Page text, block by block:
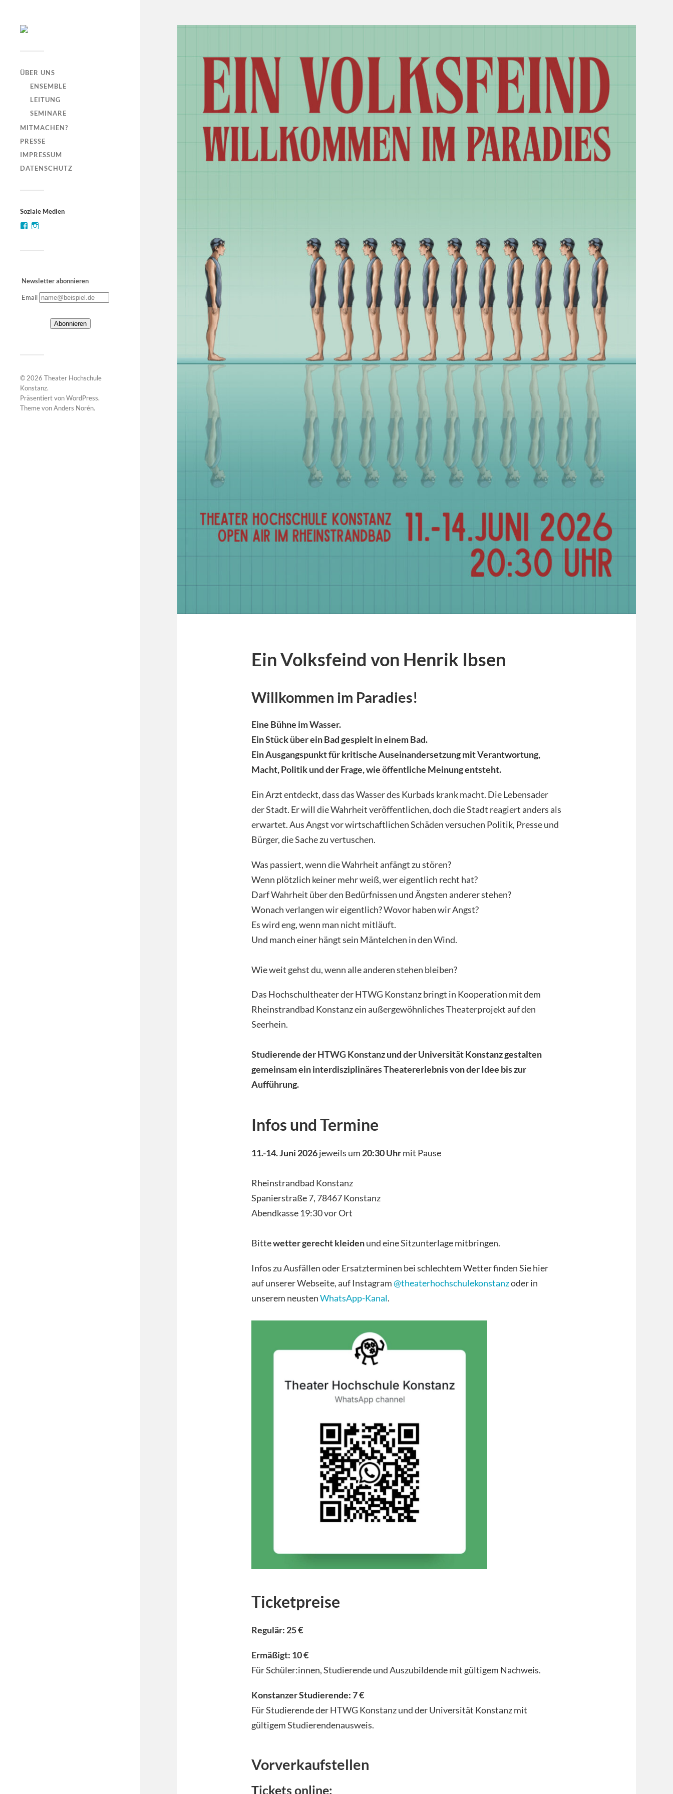
ÜBER UNS
ENSEMBLE
LEITUNG
SEMINARE
MITMACHEN?
PRESSE
IMPRESSUM
DATENSCHUTZ
Soziale Medien
Newsletter abonnieren
Email
© 2026 Theater Hochschule
Konstanz.
Präsentiert vonWordPress.
Theme vonAnders Norén.
Ein Volksfeind von Henrik Ibsen
Willkommen im Paradies!
Eine Bühne im Wasser.
Ein Stück über ein Bad gespielt in einem Bad.
Ein Ausgangspunkt für kritische Auseinandersetzung mitVerantwortung,
Macht, Politik und der Frage, wie öffentliche Meinung entsteht.
Ein Arzt entdeckt, dass das Wasser des Kurbads krank macht. Die Lebensader
der Stadt. Er will die Wahrheit veröffentlichen, doch die Stadt reagiert anders als
erwartet. Aus Angst vor wirtschaftlichen Schäden versuchen Politik, Presse und
Bürger, die Sache zu vertuschen.
Was passiert, wenn die Wahrheit anfängt zu stören?
Wenn plötzlich keiner mehr weiß, wer eigentlich recht hat?
Darf Wahrheit über den Bedürfnissen und Ängsten anderer stehen?
Wonach verlangen wir eigentlich? Wovor haben wir Angst?
Es wird eng, wenn man nicht mitläuft.
Und manch einer hängt sein Mäntelchen in den Wind.
Wie weit gehst du, wenn alle anderen stehen bleiben?
Das Hochschultheater der HTWG Konstanz bringt in Kooperation mit dem
Rheinstrandbad Konstanz ein außergewöhnliches Theaterprojekt auf den
Seerhein.
Studierende der HTWG Konstanz und der Universität Konstanz gestalten
gemeinsam ein interdisziplinäres Theatererlebnis von der Idee bis zur
Aufführung.
Infos und Termine
11.-14. Juni 2026jeweils um20:30 Uhrmit Pause
Rheinstrandbad Konstanz
Spanierstraße 7, 78467 Konstanz
Abendkasse 19:30 vor Ort
Bittewetter gerecht kleidenund eine Sitzunterlage mitbringen.
Infos zu Ausfällen oder Ersatzterminen bei schlechtem Wetter finden Sie hier
auf unserer Webseite, auf Instagram@theaterhochschulekonstanzoder in
unserem neustenWhatsApp-Kanal.
Ticketpreise
Regulär: 25 €
Ermäßigt: 10 €
Für Schüler:innen, Studierende und Auszubildende mit gültigem Nachweis.
Konstanzer Studierende: 7 €
Für Studierende der HTWG Konstanz und der Universität Konstanz mit
gültigem Studierendenausweis.
Vorverkaufstellen
Tickets online: